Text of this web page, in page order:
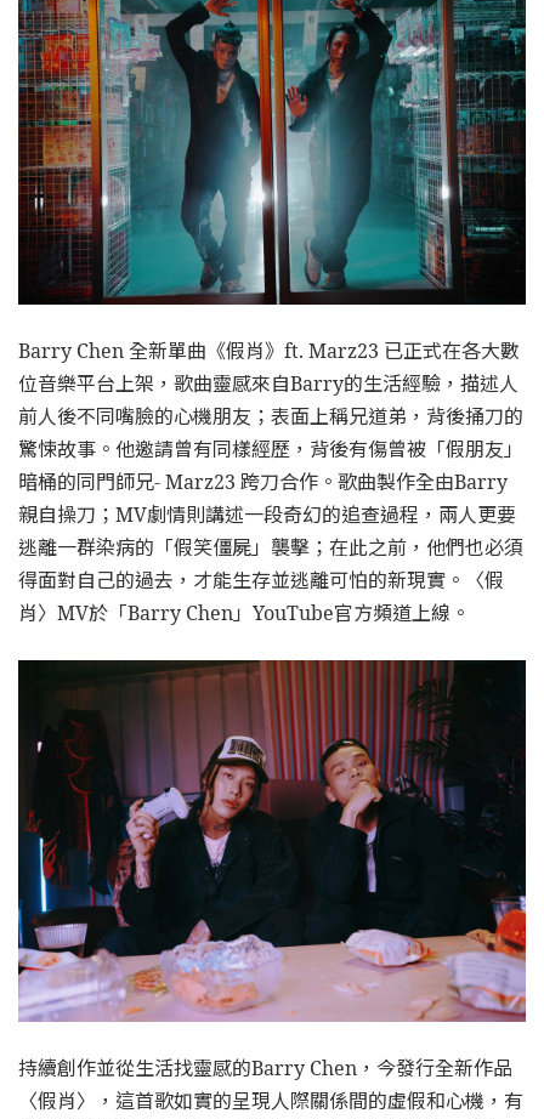
Barry Chen 全新單曲《假肖》ft. Marz23 已正式在各大數
位音樂平台上架，歌曲靈感來自Barry的生活經驗，描述人
前人後不同嘴臉的心機朋友；表面上稱兄道弟，背後捅刀的
驚悚故事。他邀請曾有同樣經歷，背後有傷曾被「假朋友」
暗桶的同門師兄- Marz23 跨刀合作。歌曲製作全由Barry
親自操刀；MV劇情則講述一段奇幻的追查過程，兩人更要
逃離一群染病的「假笑僵屍」襲擊；在此之前，他們也必須
得面對自己的過去，才能生存並逃離可怕的新現實。〈假
肖〉MV於「Barry Chen」YouTube官方頻道上線。
持續創作並從生活找靈感的Barry Chen，今發行全新作品
〈假肖〉，這首歌如實的呈現人際關係間的虛假和心機，有